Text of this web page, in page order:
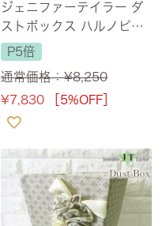
ジェニファーテイラー ダ
ストボックス ハルノピン
ク(Haruno-PK) 【送料無
料】
P5倍
通常価格：¥8,250
¥7,830 ［5%OFF］